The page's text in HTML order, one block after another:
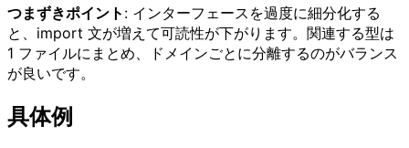
つまずきポイント : インターフェースを過度に細分化する
と、import 文が増えて可読性が下がります。関連する型は
1 ファイルにまとめ、ドメインごとに分離するのがバランス
が良いです。
具体例